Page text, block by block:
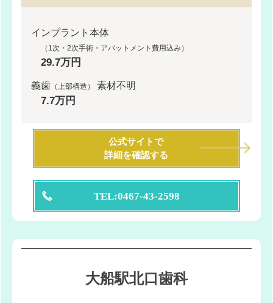
インプラント本体
（1次・2次手術・アバットメント費用込み）
29.7万円
義歯 （上部構造） 素材不明
7.7万円
公式サイトで
詳細を確認する
TEL:0467-43-2598
大船駅北口歯科